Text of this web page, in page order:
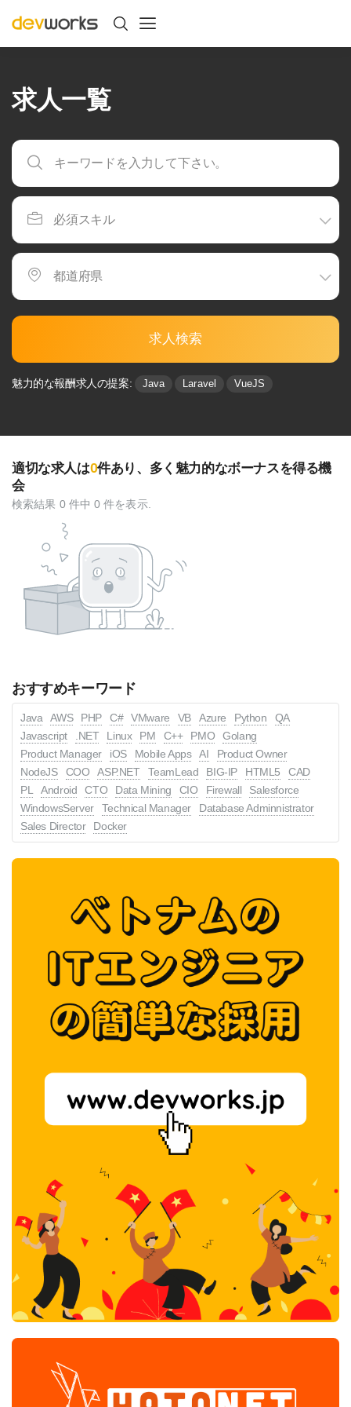
求人一覧
求人検索
魅力的な報酬求人の提案: Java Laravel VueJS
適切な求人は0件あり、多く魅⼒的なボーナスを得る機
会
検索結果 0 件中 0 件を表示.
おすすめキーワード
Java AWS PHP C# VMware VB Azure Python
QA
Javascript
.NET Linux PM C++ PMO
Golang
Product Manager
iOS Mobile Apps AI
Product Owner
NodeJS
COO ASP.NET TeamLead BIG-IP HTML5
CAD
PL
Android CTO Data Mining CIO Firewall
Salesforce
WindowsServer
Technical Manager
Database Adminnistrator
Sales Director
Docker